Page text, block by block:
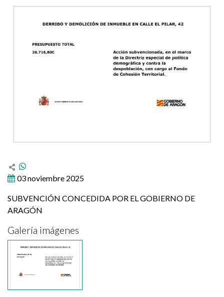
03 noviembre 2025
SUBVENCIÓN CONCEDIDA POR EL GOBIERNO DE
ARAGÓN
Galería imágenes